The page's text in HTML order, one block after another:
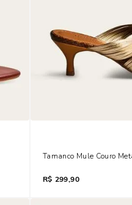
Buttercream
Tamanco Mule Couro
R$ 299,90